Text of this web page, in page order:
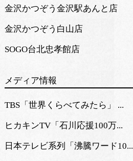
金沢かつぞう金沢駅あんと店
金沢かつぞう白山店
SOGO台北忠孝館店
メディア情報
TBS「世界くらべてみたら」 ...
ヒカキンTV「石川応援100万...
日本テレビ系列「沸騰ワード10...